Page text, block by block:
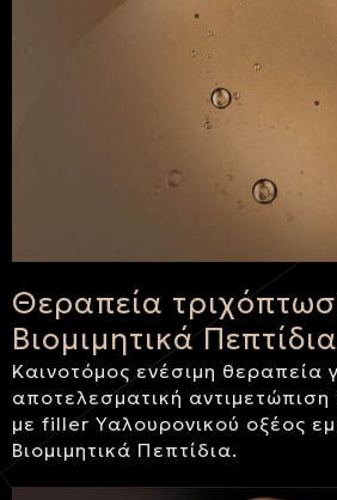
Θεραπεία
Βιομιμητικά Πεπτίδια
Καινοτόμος ενέσιμη θεραπεία
αποτελεσματική
με filler Υαλουρονικού οξέος
Βιομιμητικά Πεπτίδια.